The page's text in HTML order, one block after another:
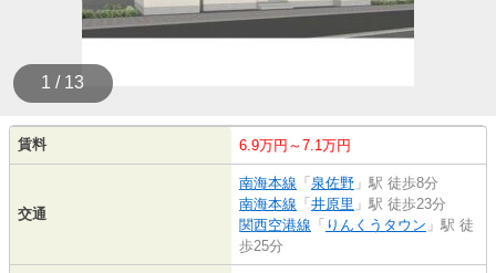
1 / 13
賃料 6.9万円～7.1万円
交通
南海本線 「 泉佐野 」駅 徒歩8分
南海本線 「 井原里 」駅 徒歩23分
関西空港線 「 りんくうタウン 」駅 徒
歩25分